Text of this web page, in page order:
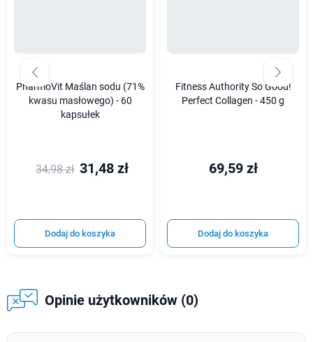
PharmoVit Maślan sodu (71%
kwasu masłowego) - 60
kapsułek
34,98 zł 31,48 zł
Dodaj do koszyka
Fitness Authority So Good!
Perfect Collagen - 450 g
69,59 zł
Dodaj do koszyka
Opinie użytkowników (0)